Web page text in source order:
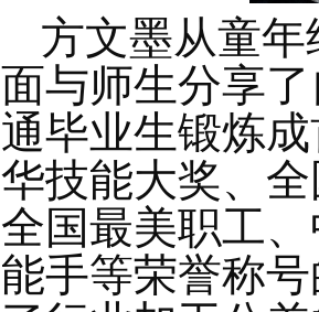
方文墨从童
面与师生分享
通毕业生锻炼
华技能大奖、
全国最美职工
能手等荣誉称